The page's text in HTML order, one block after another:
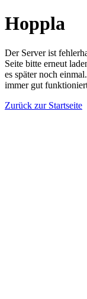
Hoppla
Der Server ist
Seite bitte erneut
es später noch
immer gut
Zurück zur Startseite